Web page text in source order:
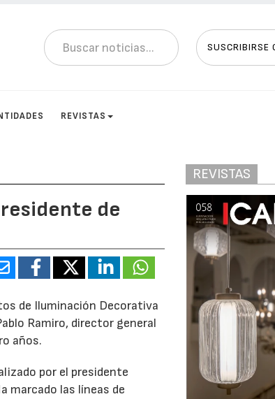
SUSCRIBIRSE
REVISTAS
de
de Iluminación Decorativa
Ramiro, director general
años.
por el presidente
marcado las líneas de
REVISTAS